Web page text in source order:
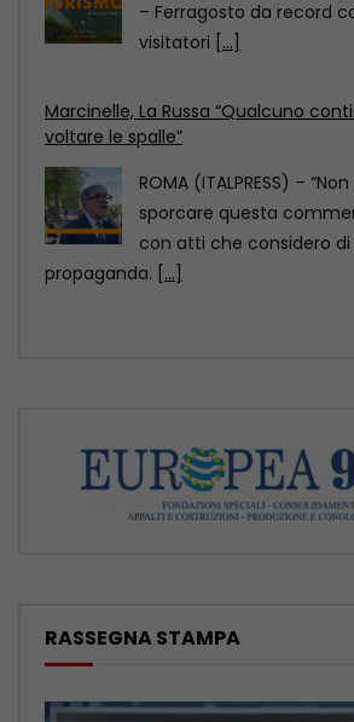
sporcare questa
con atti che considero di
Scoperto un relitto romano con
al largo di Mazara del Vallo
ROMA (ITALPRESS) – Un
romana,
II e il[...]
RASSEGNA STAMPA